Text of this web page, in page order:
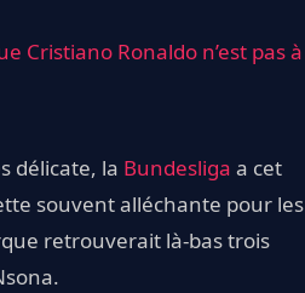
Cristiano Ronaldo n’est pas à
délicate, la Bundesliga a cet
souvent alléchante pour les
retrouverait là-bas trois